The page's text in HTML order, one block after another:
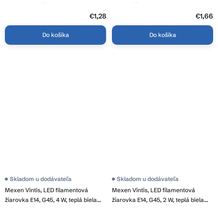
biela 4000K, číra, L156-E14-0240-00
€1,28
Do košíka
2700K, číra, L156-E14-0627-00
€1,66
Do košíka
Mexen Vintis, LED filamentová
žiarovka E14, G45, 4 W, teplá biela
2700K, číra, L156-E14-0427-00
Skladom u dodávateľa
Mexen Vintis, LED filamentová
žiarovka E14, G45, 2 W, teplá biela
2700K, číra, L156-E14-0227-00
Skladom u dodávateľa